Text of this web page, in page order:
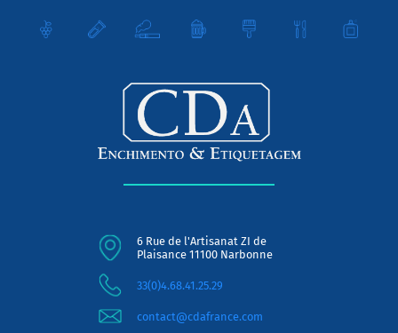
6 Rue de l'Artisanat ZI de
Plaisance 11100 Narbonne
33(0)4.68.41.25.29
contact@cdafrance.com